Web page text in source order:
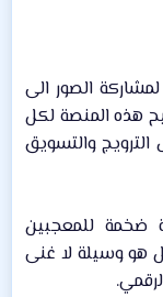
الصور الى
هذه المنصة لكل
الترويج والتسويق
ضخمة للمعجبين
هو وسيلة لا غنى